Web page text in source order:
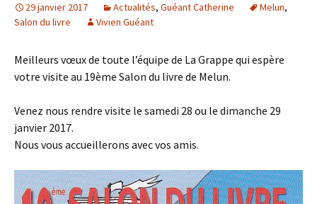
29 janvier 2017 Actualités, Guéant Catherine Melun,
Salon du livre
Vivien Guéant
Meilleurs vœux de toute l’équipe de La Grappe qui espère
votre visite au 19ème Salon du livre de Melun.
Venez nous rendre visite le samedi 28 ou le dimanche 29
janvier 2017.
Nous vous accueillerons avec vos amis.